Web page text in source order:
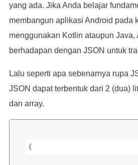
yang ada. Jika Anda belajar
membangun aplikasi Android pada
menggunakan Kotlin ataupun Java,
berhadapan dengan JSON untuk
Lalu seperti apa sebenarnya rupa
JSON dapat terbentuk dari 2 (dua)
dan array.
{